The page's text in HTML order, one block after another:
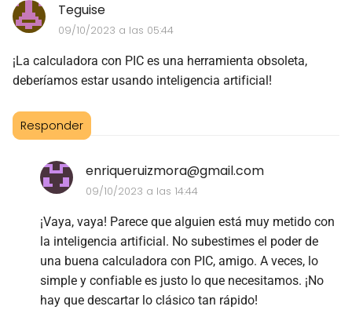
Teguise
09/10/2023 a las 05:44
¡La calculadora con PIC es una herramienta obsoleta,
deberíamos estar usando inteligencia artificial!
Responder
enriqueruizmora@gmail.com
09/10/2023 a las 14:44
¡Vaya, vaya! Parece que alguien está muy metido con
la inteligencia artificial. No subestimes el poder de
una buena calculadora con PIC, amigo. A veces, lo
simple y confiable es justo lo que necesitamos. ¡No
hay que descartar lo clásico tan rápido!